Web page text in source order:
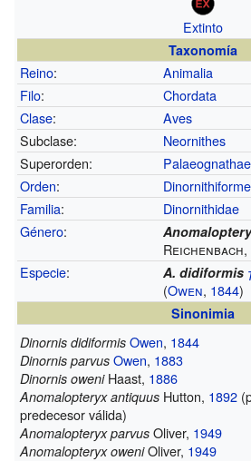
Extinto
Taxonomía
Reino:
Animalia
Filo:
Chordata
Clase:
Aves
Subclase:
Neornithes
Superorden:
Palaeognathae
Orden:
Familia:
Dinornithidae
Género:
Reichenbach,
Especie: A. didiformis
(Owen, 1844)
Sinonimia
Dinornis didiformis Owen, 1844
Dinornis parvus Owen, 1883
Dinornis oweni Haast, 1886
Anomalopteryx antiquus Hutton, 1892
predecesor válida)
Anomalopteryx parvus Oliver, 1949
Anomalopteryx oweni Oliver, 1949